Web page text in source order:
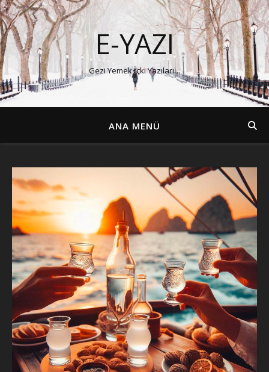
E-YAZI
Gezi Yemek İçki Yazıları…
ANA MENÜ